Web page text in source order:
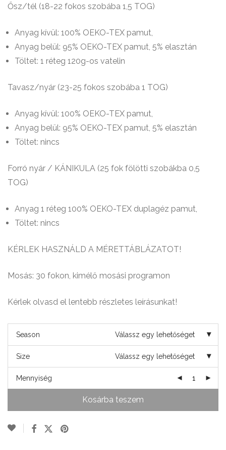
Ősz/tél (18-22 fokos szobába 1,5 TOG)
Anyag kívül: 100% OEKO-TEX pamut,
Anyag belül: 95% OEKO-TEX pamut, 5% elasztán
Töltet: 1 réteg 120g-os vatelin
Tavasz/nyár (23-25 fokos szobába 1 TOG)
Anyag kívül: 100% OEKO-TEX pamut,
Anyag belül: 95% OEKO-TEX pamut, 5% elasztán
Töltet: nincs
Forró nyár / KÁNIKULA (25 fok fölötti szobákba 0,5
TOG)
Anyag 1 réteg 100% OEKO-TEX duplagéz pamut,
Töltet: nincs
KÉRLEK HASZNÁLD A MÉRETTÁBLÁZATOT!
Mosás: 30 fokon, kimélő mosási programon
Kérlek olvasd el lentebb részletes leírásunkat!
Season Válassz egy lehetőséget
Size Válassz egy lehetőséget
Mennyiség
Kosárba teszem